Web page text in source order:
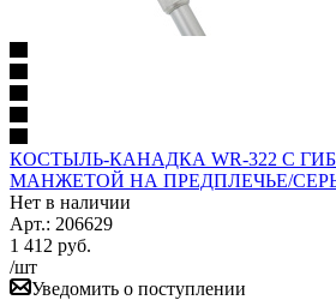
КОСТЫЛЬ-КАНАДКА WR-322 С
МАНЖЕТОЙ НА ПРЕДПЛЕЧЬЕ/
Нет в наличии
Арт.: 206629
1 412 руб.
/шт
Уведомить о поступлении